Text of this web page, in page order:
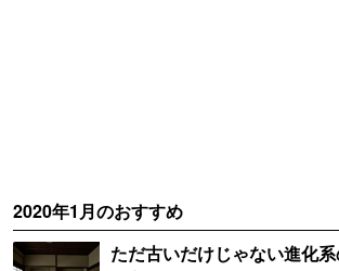
2020年1月のおすすめ
ただ古いだけじゃない進化